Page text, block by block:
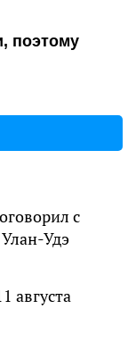
поэтому
с
Удэ
августа